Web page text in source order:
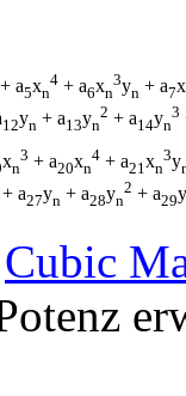
+ a5xn
4 + a6xn
3yn + a7x
12yn + a13yn
2 + a14yn
3
xn
3 + a20xn
4 + a21 xn
3y
+ a27yn + a28yn
2 + a29y
Cubic